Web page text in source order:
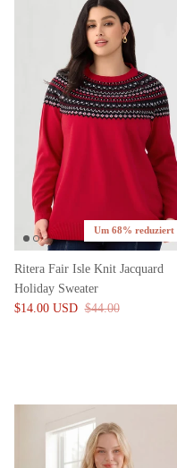
Um 68% reduziert
Ritera Fair Isle Knit Jacquard
Holiday Sweater
$14.00 USD $44.00